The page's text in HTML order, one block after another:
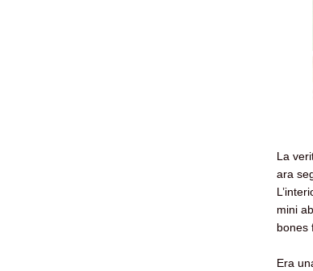
La
ara
mini
bones
Era